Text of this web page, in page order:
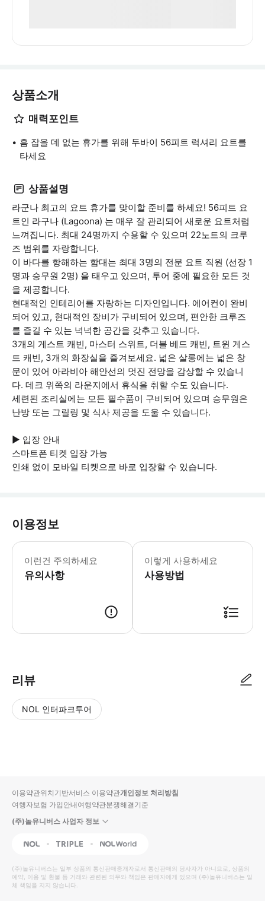
상품소개
매력포인트
흠 잡을 데 없는 휴가를 위해 두바이 56피트 럭셔리 요트를
타세요
상품설명
라군나 최고의 요트 휴가를 맞이할 준비를 하세요! 56피트 요
트인 라구나 (Lagoona) 는 매우 잘 관리되어 새로운 요트처럼
느껴집니다. 최대 24명까지 수용할 수 있으며 22노트의 크루
즈 범위를 자랑합니다.
이 바다를 항해하는 함대는 최대 3명의 전문 요트 직원 (선장 1
명과 승무원 2명) 을 태우고 있으며, 투어 중에 필요한 모든 것
을 제공합니다.
현대적인 인테리어를 자랑하는 디자인입니다. 에어컨이 완비
되어 있고, 현대적인 장비가 구비되어 있으며, 편안한 크루즈
를 즐길 수 있는 넉넉한 공간을 갖추고 있습니다.
3개의 게스트 캐빈, 마스터 스위트, 더블 베드 캐빈, 트윈 게스
트 캐빈, 3개의 화장실을 즐겨보세요. 넓은 살롱에는 넓은 창
문이 있어 아라비아 해안선의 멋진 전망을 감상할 수 있습니
다. 데크 위쪽의 라운지에서 휴식을 취할 수도 있습니다.
세련된 조리실에는 모든 필수품이 구비되어 있으며 승무원은
난방 또는 그릴링 및 식사 제공을 도울 수 있습니다.
▶ 입장 안내
스마트폰 티켓 입장 가능
인쇄 없이 모바일 티켓으로 바로 입장할 수 있습니다.
이용정보
이런건 주의하세요
유의사항
▶ 꼭 알아두세요 * 늦은 도착의 경우
이렇게 사용하세요
사용방법
리뷰
NOL 인터파크투어
입니
다.
높
은
순
동
영
상
순
상
이용약관위치기반서비스 이용약관개인정보 처리방침
여행자보험 가입안내여행약관분쟁해결기준
(주)놀유니버스 사업자 정보
NOL Triple Interpark Global
(주)놀유니버스는 일부 상품의 통신판매중개자로서 통신판매의 당사자가 아니므로, 상품의
예약, 이용 및 환불 등 거래와 관련된 의무와 책임은 판매자에게 있으며 (주)놀유니버스는 일
체 책임을 지지 않습니다.